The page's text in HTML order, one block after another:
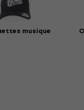
musique